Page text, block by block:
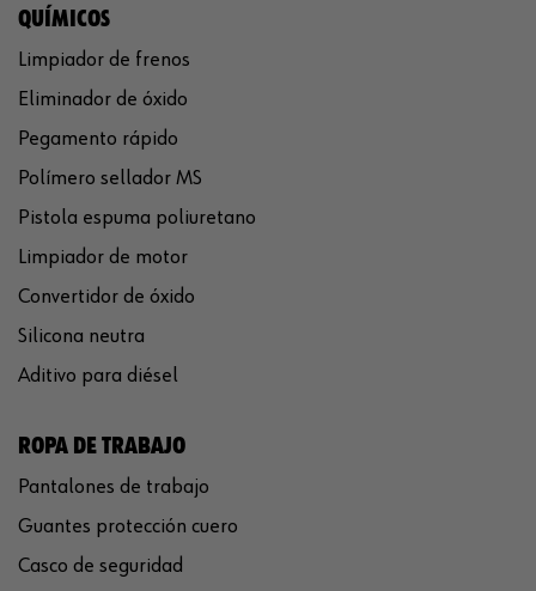
QUÍMICOS
Limpiador de frenos
Eliminador de óxido
Pegamento rápido
Polímero sellador MS
Pistola espuma poliuretano
Limpiador de motor
Convertidor de óxido
Silicona neutra
Aditivo para diésel
ROPA DE TRABAJO
Pantalones de trabajo
Guantes protección cuero
Casco de seguridad